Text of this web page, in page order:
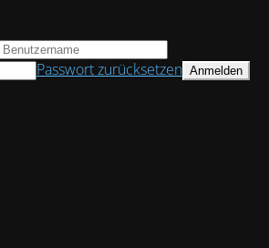
Passwort zurücksetzen